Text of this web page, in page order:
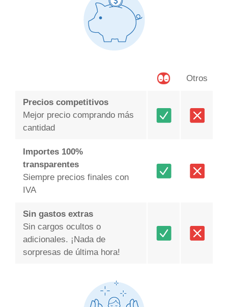
Otros
Precios competitivos
Mejor precio comprando más
cantidad
Importes 100%
transparentes
Siempre precios finales con
IVA
Sin gastos extras
Sin cargos ocultos o
adicionales. ¡Nada de
sorpresas de última hora!